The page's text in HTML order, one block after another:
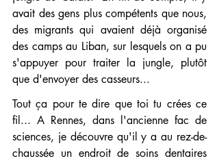
avait des gens plus compétents que nous,
des migrants qui avaient déjà organisé
des camps au Liban, sur lesquels on a pu
s'appuyer pour traiter la jungle, plutôt
que d'envoyer des casseurs...
Tout ça pour te dire que toi tu crées ce
fil... A Rennes, dans l'ancienne fac de
sciences, je découvre qu'il y a au rez-de-
chaussée un endroit de soins dentaires